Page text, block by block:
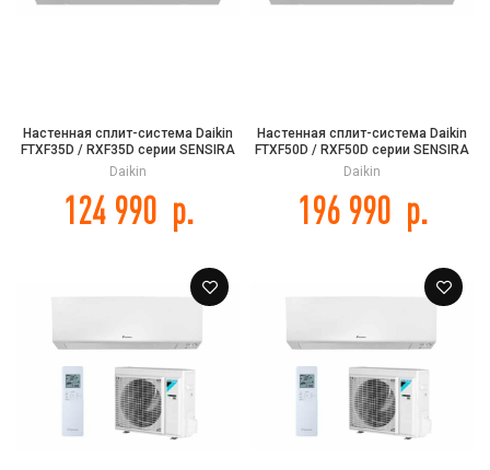
Настенная сплит-система Daikin
FTXF35D / RXF35D серии SENSIRA
Daikin
124 990 р.
Настенная сплит-система Daikin
FTXF50D / RXF50D серии SENSIRA
Daikin
196 990 р.